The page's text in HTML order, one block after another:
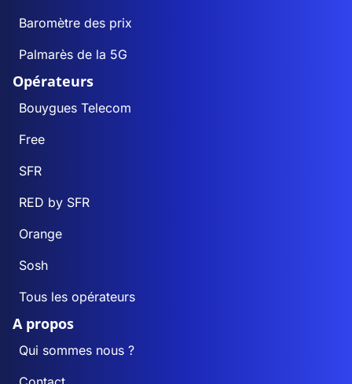
Baromètre des prix
Palmarès de la 5G
Opérateurs
Bouygues Telecom
Free
SFR
RED by SFR
Orange
Sosh
Tous les opérateurs
A propos
Qui sommes nous ?